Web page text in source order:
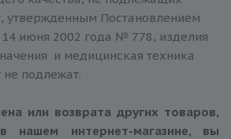
утвержденным Постановлением
июня 2002 года № 778, изделия
и медицинская техника
не подлежат.
или возврата других товаров,
нашем интернет-магазине, вы